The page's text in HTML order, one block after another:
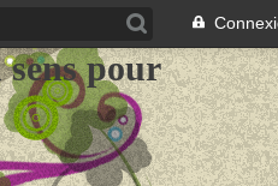
pour